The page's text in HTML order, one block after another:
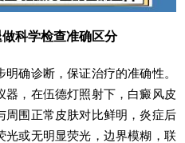
科学检查准确区分
确诊断，保证治疗的准确性。
，在伍德灯照射下，白癜风皮
周围正常皮肤对比鲜明，炎症后
或无明显荧光，边界模糊，联